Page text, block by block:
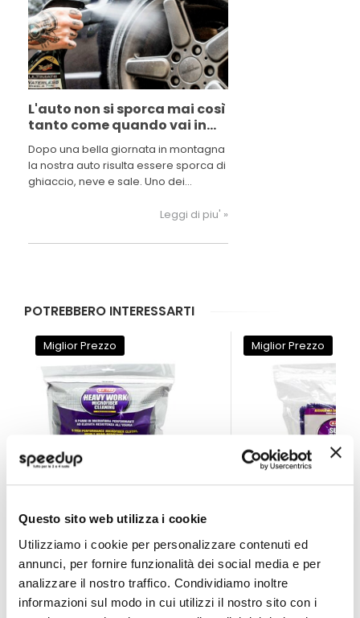
Questo sito web utilizza i cookie
Utilizziamo i cookie per personalizzare contenuti ed
annunci, per fornire funzionalità dei social media e per
analizzare il nostro traffico. Condividiamo inoltre
informazioni sul modo in cui utilizzi il nostro sito con i
L'auto non si sporca mai così
tanto come quando vai in
montagna
Dopo una bella giornata in montagna
la nostra auto risulta essere sporca di
ghiaccio, neve e sale. Uno dei
della nostra auto è il sale sparso
carrozzeria della nostra vettura con
Leggi di piu' »
POTREBBERO INTERESSARTI
Miglior Prezzo
Panno microfibra Maniac - Heavy Work - MA-FRA
MA-FRA
60x40cm
Miglior Prezzo
Panno microfibra
MA-FRA
60x80cm